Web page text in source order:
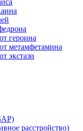
героина
метамфетамина
экстази
расстройство)